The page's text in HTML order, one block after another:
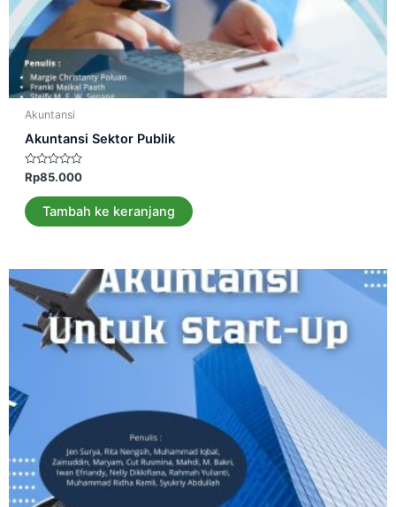
Akuntansi
Akuntansi Sektor Publik
Dinilai
0
dari
5
Rp85.000
Tambah ke keranjang